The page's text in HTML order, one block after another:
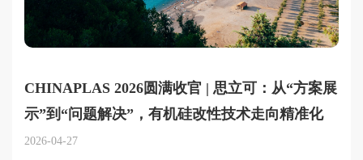
CHINAPLAS 2026圆满收官 | 思立可：从“方案展
示”到“问题解决”，有机硅改性技术走向精准化
2026-04-27